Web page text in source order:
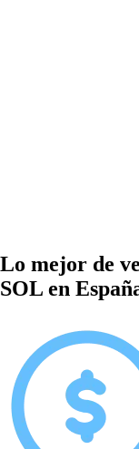
Lo mejor de
SOL en